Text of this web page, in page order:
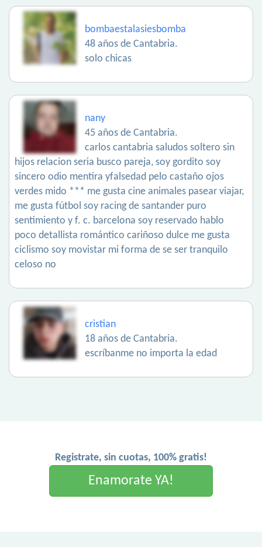
bombaestalasiesbomba
48 años de Cantabria.
solo chicas
nany
45 años de Cantabria.
carlos cantabria saludos soltero sin
hijos relacion seria busco pareja, soy gordito soy
sincero odio mentira yfalsedad pelo castaño ojos
verdes mido *** me gusta cine animales pasear viajar,
me gusta fútbol soy racing de santander puro
sentimiento y f. c. barcelona soy reservado hablo
poco detallista romántico cariñoso dulce me gusta
ciclismo soy movistar mi forma de se ser tranquilo
celoso no
cristian
18 años de Cantabria.
escríbanme no importa la edad
Registrate, sin cuotas, 100% gratis!
Enamorate YA!